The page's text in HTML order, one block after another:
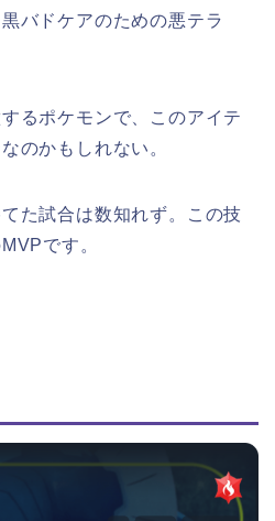
バドケアのための悪テラ
るポケモンで、このアイテ
のかもしれない。
た試合は数知れず。この技
です。